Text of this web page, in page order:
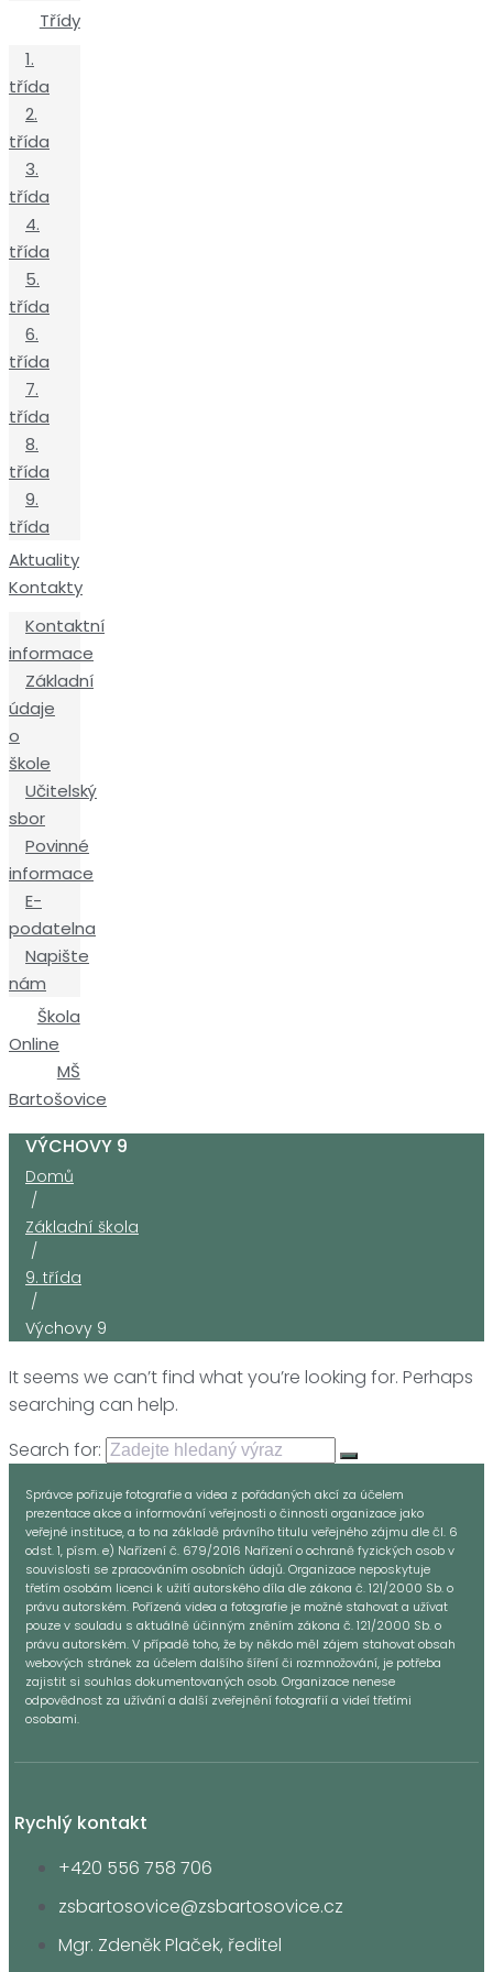
Třídy
1.
třída
2.
třída
3.
třída
4.
třída
5.
třída
6.
třída
7.
třída
8.
třída
9.
třída
Aktuality
Kontakty
Kontaktní
informace
Základní
údaje
o
škole
Učitelský
sbor
Povinné
informace
E-
podatelna
Napište
nám
Škola
Online
MŠ
Bartošovice
VÝCHOVY 9
Domů
/
Základní škola
/
9. třída
/
Výchovy 9
It seems we can’t find what you’re looking for. Perhaps
searching can help.
Search for:
Správce pořizuje fotografie a videa z pořádaných akcí za účelem
prezentace akce a informování veřejnosti o činnosti organizace jako
veřejné instituce, a to na základě právního titulu veřejného zájmu dle čl. 6
odst. 1, písm. e) Nařízení č. 679/2016 Nařízení o ochraně fyzických osob v
souvislosti se zpracováním osobních údajů. Organizace neposkytuje
třetím osobám licenci k užití autorského díla dle zákona č. 121/2000 Sb. o
právu autorském. Pořízená videa a fotografie je možné stahovat a užívat
pouze v souladu s aktuálně účinným zněním zákona č. 121/2000 Sb. o
právu autorském. V případě toho, že by někdo měl zájem stahovat obsah
webových stránek za účelem dalšího šíření či rozmnožování, je potřeba
zajistit si souhlas dokumentovaných osob. Organizace nenese
odpovědnost za užívání a další zveřejnění fotografií a videí třetími
osobami.
Rychlý kontakt
+420 556 758 706
zsbartosovice@zsbartosovice.cz
Mgr. Zdeněk Plaček, ředitel